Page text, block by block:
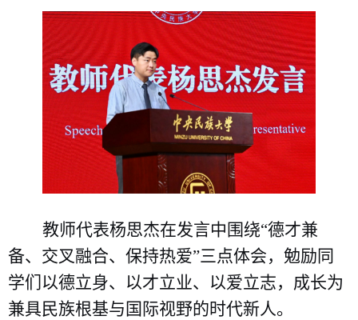
教师代表杨思杰在发言中围绕“德才兼
备、交叉融合、保持热爱”三点体会，勉励同
学们以德立身、以才立业、以爱立志，成长为
兼具民族根基与国际视野的时代新人。